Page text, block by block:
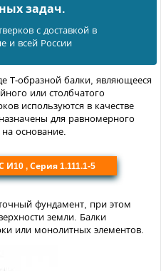
задач.
с доставкой в
и всей России
Т-образной балки, являющееся
или столбчатого
используются в качестве
для равномерного
на основание.
И10 , Серия 1.111.1-5
фундамент, при этом
земли. Балки
или монолитных элементов.